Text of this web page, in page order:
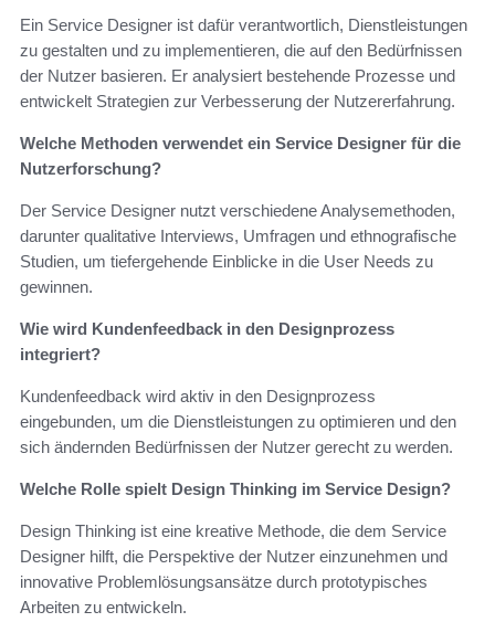
Ein Service Designer ist dafür verantwortlich, Dienstleistungen
zu gestalten und zu implementieren, die auf den Bedürfnissen
der Nutzer basieren. Er analysiert bestehende Prozesse und
entwickelt Strategien zur Verbesserung der Nutzererfahrung.
Welche Methoden verwendet ein Service Designer für die
Nutzerforschung?
Der Service Designer nutzt verschiedene Analysemethoden,
darunter qualitative Interviews, Umfragen und ethnografische
Studien, um tiefergehende Einblicke in die User Needs zu
gewinnen.
Wie wird Kundenfeedback in den Designprozess
integriert?
Kundenfeedback wird aktiv in den Designprozess
eingebunden, um die Dienstleistungen zu optimieren und den
sich ändernden Bedürfnissen der Nutzer gerecht zu werden.
Welche Rolle spielt Design Thinking im Service Design?
Design Thinking ist eine kreative Methode, die dem Service
Designer hilft, die Perspektive der Nutzer einzunehmen und
innovative Problemlösungsansätze durch prototypisches
Arbeiten zu entwickeln.